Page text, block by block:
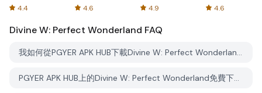
4.4
Spreadsheets
4.6 4.9
AFTVnews
4.6
Divine W: Perfect Wonderland FAQ
我如何從PGYER APK HUB下載Divine W: Perfect Wonderland？
PGYER APK HUB上的Divine W: Perfect Wonderland免費下載嗎？